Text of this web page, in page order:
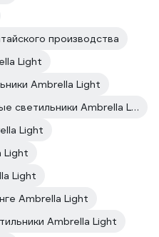
производства
Light
Ambrella Light
Светодиодные встраиваемые светильники Ambrella Light
Light
Light
Light
Ambrella Light
Ambrella Light